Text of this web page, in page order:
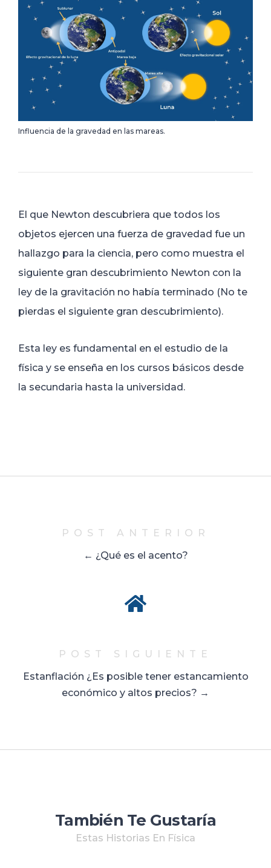
Influencia de la gravedad en las mareas.
El que Newton descubriera que todos los
objetos ejercen una fuerza de gravedad fue un
hallazgo para la ciencia, pero como muestra el
siguiente gran descubrimiento Newton con la
ley de la gravitación no había terminado (No te
pierdas el siguiente gran descubrimiento).
Esta ley es fundamental en el estudio de la
física y se enseña en los cursos básicos desde
la secundaria hasta la universidad.
POST ANTERIOR
← ¿Qué es el acento?
POST SIGUIENTE
Estanflación ¿Es posible tener estancamiento
económico y altos precios? →
También Te Gustaría
Estas Historias En Física